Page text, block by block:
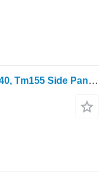
New Holland Tm120, Tm130, Tm140, Tm155 Side Panel Rhs 87376530 apdare paredzēts riteņtraktora